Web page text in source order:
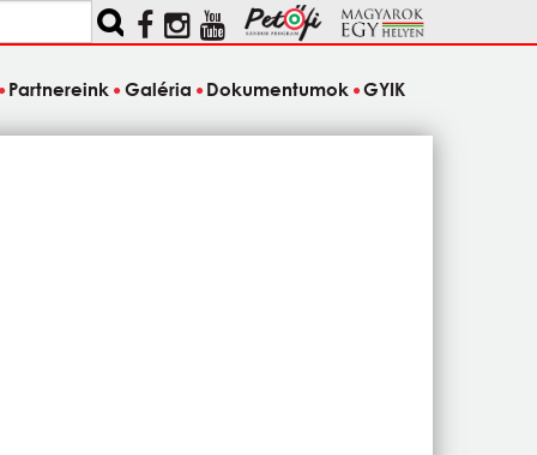
Partnereink Galéria Dokumentumok GYIK